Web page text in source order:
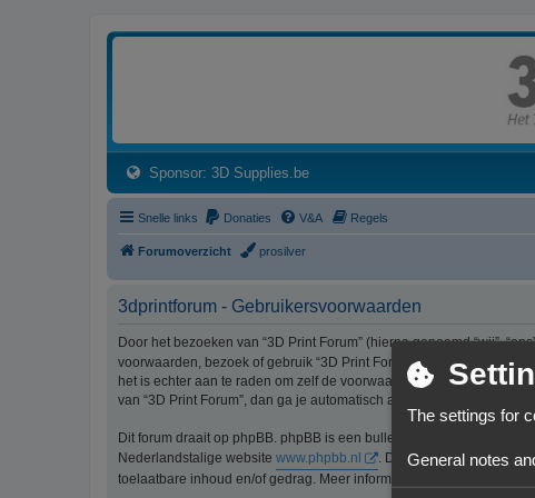
Sponsor: 3D Supplies.be(Opens a new tab)
Snelle links Donaties V&A Regels
Forumoverzicht prosilver
3dprintforum - Gebruikersvoorwaarden
Door het bezoeken van “3D Print Forum” (hierna genoemd “wij”,
voorwaarden, bezoek of gebruik “3D Print Forum” dan niet langer.
het is echter aan te raden om zelf de voorwaarden regelmatig te
van “3D Print Forum”, dan ga je automatisch akkoord met de
Dit forum draait op phpBB. phpBB is een bulletinboardoplossing die
Nederlandstalige website www.phpbb.nl
. De phpBB-software
toelaatbare inhoud en/of gedrag. Meer informatie over phpBB kun je
The settings for
General notes